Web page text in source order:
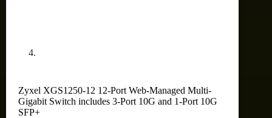
Zyxel XGS1250-12 12-Port Web-Managed Multi-
Gigabit Switch includes 3-Port 10G and 1-Port 10G
SFP+